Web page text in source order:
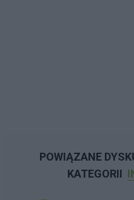
POWIĄZANE
KATEGORII